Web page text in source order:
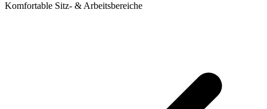
Komfortable Sitz- & Arbeitsbereiche